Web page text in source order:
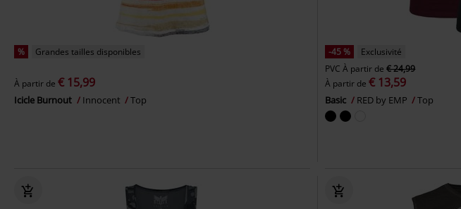
% Grandes tailles disponibles
À partir de € 15,99
Icicle Burnout Innocent Top
-45 %
Exclusivité
PVC À partir de€ 24,99
À partir de€ 13,59
Basic RED by EMP Top